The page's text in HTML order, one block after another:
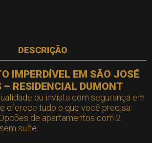
DESCRIÇÃO
IMPERDÍVEL EM SÃO JOSÉ
– RESIDENCIAL DUMONT
ou invista com segurança em
oferece tudo o que você precisa
de apartamentos com 2
suíte.